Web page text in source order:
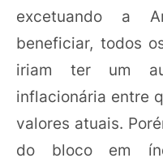
excetuando a
beneficiar, todos
iriam ter um
inflacionária entre
valores atuais.
do bloco em